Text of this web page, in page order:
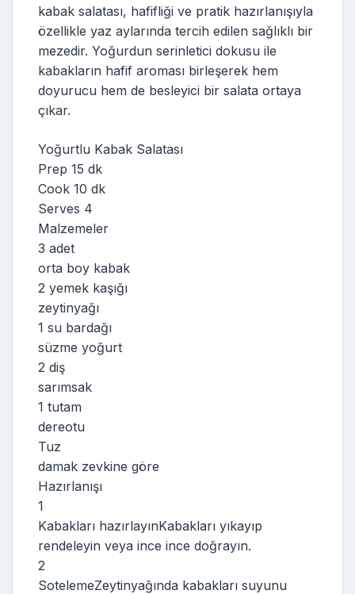
kabak salatası, hafifliği ve pratik hazırlanışıyla
özellikle yaz aylarında tercih edilen sağlıklı bir
mezedir. Yoğurdun serinletici dokusu ile
kabakların hafif aroması birleşerek hem
doyurucu hem de besleyici bir salata ortaya
çıkar.
Yoğurtlu Kabak Salatası
Prep 15 dk
Cook 10 dk
Serves 4
Malzemeler
3 adet
orta boy kabak
2 yemek kaşığı
zeytinyağı
1 su bardağı
süzme yoğurt
2 diş
sarımsak
1 tutam
dereotu
Tuz
damak zevkine göre
Hazırlanışı
1
Kabakları hazırlayınKabakları yıkayıp
rendeleyin veya ince ince doğrayın.
2
SotelemeZeytinyağında kabakları suyunu